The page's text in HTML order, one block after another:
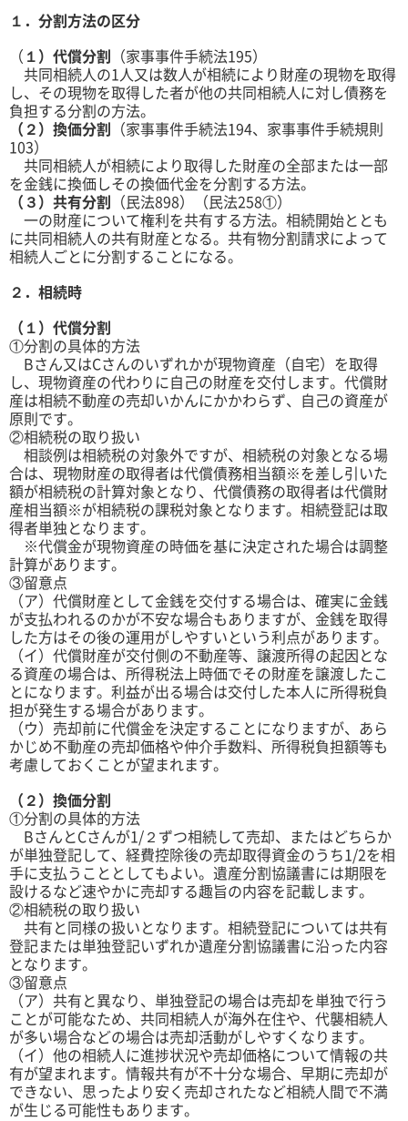
１．分割方法の区分
（ １）代償分割 （家事事件手続法195）
共同相続人の1人又は数人が相続により財産の現物を取得
し、その現物を取得した者が他の共同相続人に対し債務を
負担する分割の方法。
（２）換価分割 （家事事件手続法194、家事事件手続規則
103）
共同相続人が相続により取得した財産の全部または一部
を金銭に換価しその換価代金を分割する方法。
（３）共有分割 （民法898）（民法258①）
一の財産について権利を共有する方法。相続開始ととも
に共同相続人の共有財産となる。共有物分割請求によって
相続人ごとに分割することになる。
２．相続時
（１）代償分割
①分割の具体的方法
Bさん又はCさんのいずれかが現物資産（自宅）を取得
し、現物資産の代わりに自己の財産を交付します。代償財
産は相続不動産の売却いかんにかかわらず、自己の資産が
原則です。
②相続税の取り扱い
相談例は相続税の対象外ですが、相続税の対象となる場
合は、現物財産の取得者は代償債務相当額※を差し引いた
額が相続税の計算対象となり、代償債務の取得者は代償財
産相当額※が相続税の課税対象となります。相続登記は取
得者単独となります。
※代償金が現物資産の時価を基に決定された場合は調整
計算があります。
③留意点
（ア）代償財産として金銭を交付する場合は、確実に金銭
が支払われるのかが不安な場合もありますが、金銭を取得
した方はその後の運用がしやすいという利点があります。
（イ）代償財産が交付側の不動産等、譲渡所得の起因とな
る資産の場合は、所得税法上時価でその財産を譲渡したこ
とになります。利益が出る場合は交付した本人に所得税負
担が発生する場合があります。
（ウ）売却前に代償金を決定することになりますが、あら
かじめ不動産の売却価格や仲介手数料、所得税負担額等も
考慮しておくことが望まれます。
（２）換価分割
①分割の具体的方法
BさんとCさんが1/２ずつ相続して売却、またはどちらか
が単独登記して、経費控除後の売却取得資金のうち1/2を相
手に支払うこととしてもよい。遺産分割協議書には期限を
設けるなど速やかに売却する趣旨の内容を記載します。
②相続税の取り扱い
共有と同様の扱いとなります。相続登記については共有
登記または単独登記いずれか遺産分割協議書に沿った内容
となります。
③留意点
（ア）共有と異なり、単独登記の場合は売却を単独で行う
ことが可能なため、共同相続人が海外在住や、代襲相続人
が多い場合などの場合は売却活動がしやすくなります。
（イ）他の相続人に進捗状況や売却価格について情報の共
有が望まれます。情報共有が不十分な場合、早期に売却が
できない、思ったより安く売却されたなど相続人間で不満
が生じる可能性もあります。